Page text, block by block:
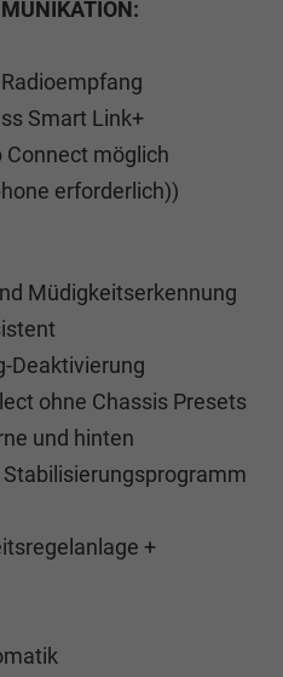
Smart Link+
Connect möglich
erforderlich))
Müdigkeitserkennung
Deaktivierung
ohne Chassis Presets
und hinten
+